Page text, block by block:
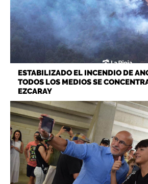
ESTABILIZADO EL INCENDIO DE
TODOS LOS MEDIOS SE
EZCARAY